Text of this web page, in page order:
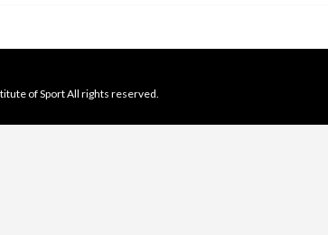
of Sport All rights reserved.